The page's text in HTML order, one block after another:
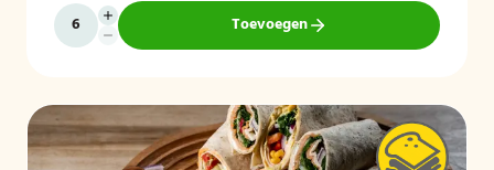
Toevoegen